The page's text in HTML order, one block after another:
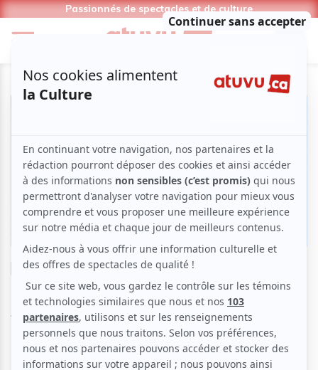
Passionnés de spectacles et de culture
Théâtre Comédie Absurde Théâtre amateur
Festival des Amateurs de Théâtre à
Victoriaville
FATV: « Un souper d’adieu »